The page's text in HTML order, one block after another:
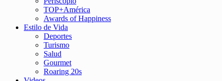
TOP+América
Awards of Happiness
Estilo de Vida
Deportes
Turismo
Salud
Gourmet
Roaring 20s